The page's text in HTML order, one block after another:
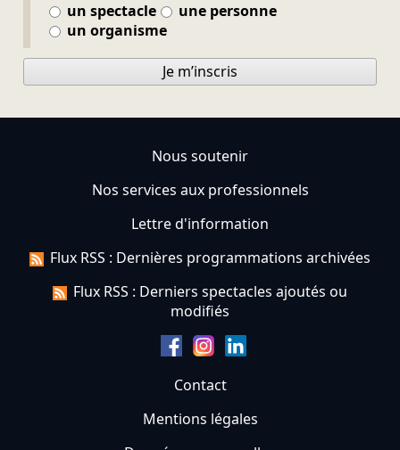
un spectacle
une personne
un organisme
Je m’inscris
Nous soutenir
Nos services aux professionnels
Lettre d'information
Flux RSS : Dernières programmations archivées
Flux RSS : Derniers spectacles ajoutés ou
modifiés
Contact
Mentions légales